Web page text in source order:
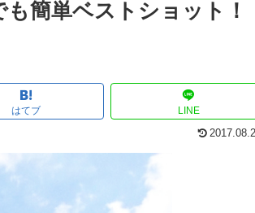
簡単ベストショット！
はてブ LINE